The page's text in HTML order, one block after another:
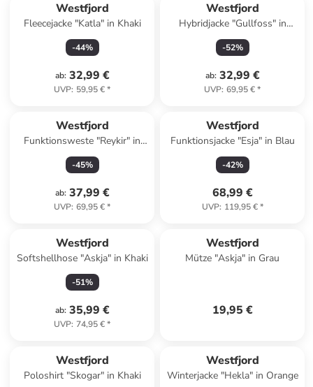
Westfjord
Fleecejacke "Katla" in Khaki
-44%
ab: 32,99 €
UVP: 59,95 €*
Westfjord
Hybridjacke "Gullfoss" in
Ocker
-52%
ab: 32,99 €
UVP: 69,95 €*
Westfjord
Funktionsweste "Reykir" in
Grün
-45%
ab: 37,99 €
UVP: 69,95 €*
Westfjord
Funktionsjacke "Esja" in Blau
-42%
68,99 €
UVP: 119,95 €*
Westfjord
Softshellhose "Askja" in Khaki
-51%
ab: 35,99 €
UVP: 74,95 €*
Westfjord
Mütze "Askja" in Grau
19,95 €
Westfjord
Poloshirt "Skogar" in Khaki
Westfjord
Winterjacke "Hekla" in Orange